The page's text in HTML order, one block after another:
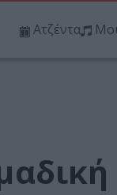
Ατζέντα